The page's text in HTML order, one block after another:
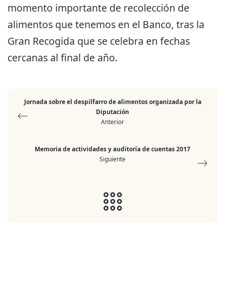
momento importante de recolección de
alimentos que tenemos en el Banco, tras la
Gran Recogida que se celebra en fechas
cercanas al final de año.
Jornada sobre el despilfarro de alimentos organizada por la
Diputación
Anterior
Memoria de actividades y auditoría de cuentas 2017
Siguiente